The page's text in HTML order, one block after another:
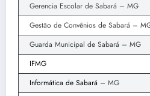
Gerencia Escolar de Sabará – MG
Gestão de Convênios de Sabará –
Guarda Municipal de Sabará – MG
IFMG
Informática de Sabará – MG